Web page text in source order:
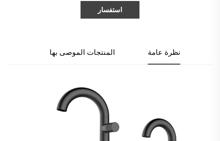
استفسار
نظرة عامة المنتجات الموصى بها